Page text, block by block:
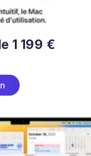
1 199 €